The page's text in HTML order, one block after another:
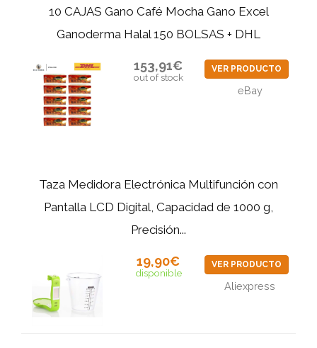
10 CAJAS Gano Café Mocha Gano Excel
Ganoderma Halal 150 BOLSAS + DHL
153,91€
out of stock
VER PRODUCTO
eBay
Taza Medidora Electrónica Multifunción con
Pantalla LCD Digital, Capacidad de 1000 g,
Precisión...
19,90€
disponible
VER PRODUCTO
Aliexpress